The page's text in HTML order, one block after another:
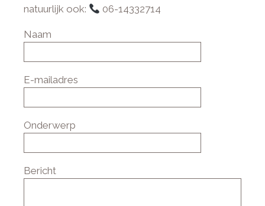
natuurlijk ook:
06-14332714
Naam
E-mailadres
Onderwerp
Bericht